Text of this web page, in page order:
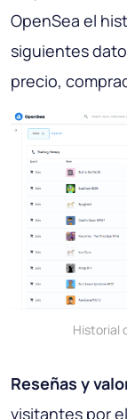
OpenSea el
siguientes
precio,
Historial
Reseñas y
visitantes por